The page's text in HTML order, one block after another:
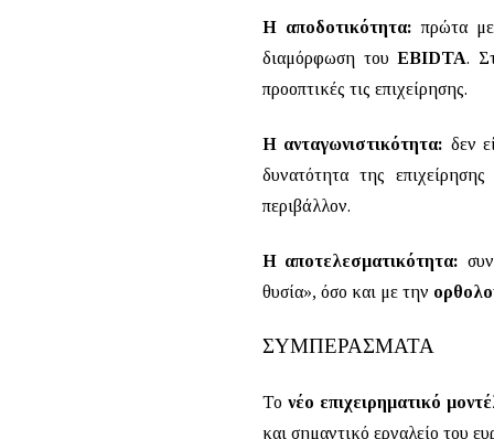
Η αποδοτικότητα:πρώτα
διαμόρφωση τουEBIDTA.
προοπτικές τις επιχείρησης.
Η ανταγωνιστικότητα: δεν
δυνατότητα της
περιβάλλον.
Η αποτελεσματικότητα:
θυσία», όσο και με την
ΣΥΜΠΕΡΑΣΜΑΤΑ
Τονέο επιχειρηματικό
και σημαντικό εργαλείο του